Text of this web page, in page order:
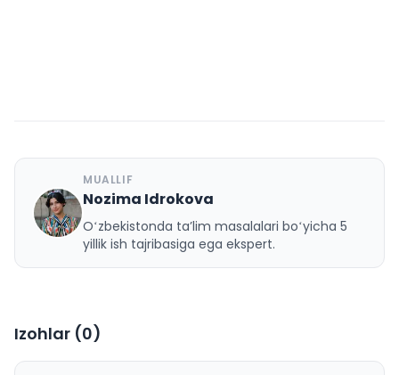
N
MUALLIF
Nozima Idrokova
Oʻzbekistonda taʼlim masalalari boʻyicha 5
yillik ish tajribasiga ega ekspert.
Izohlar (0)